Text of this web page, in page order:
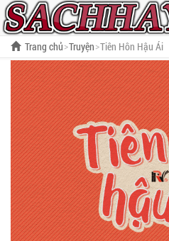
Trang chủ Truyện Tiên Hôn Hậu Ái